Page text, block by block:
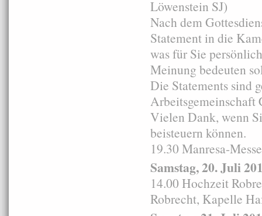
Löwenstein SJ)
Nach dem
Statement in die
was für Sie
Meinung bedeuten
Die Statements sind
Vielen Dank, wenn
beisteuern können.
19.30 Manresa-
Samstag, 20. Juli
14.00 Hochzeit
Robrecht, Kapelle